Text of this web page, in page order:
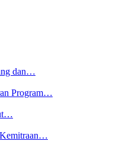
dan…
Program…
Kemitraan…